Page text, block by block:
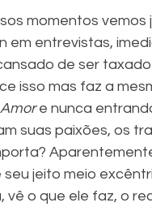
momentos
em entrevistas,
de ser
isso mas faz a
e nunca
suas paixões, os
seu jeito meio
vê o que ele faz, o